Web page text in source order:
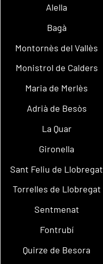
Alella
Bagà
Montornès del Vallès
Monistrol de Calders
Maria de Merlès
Adrià de Besòs
La Quar
Gironella
Sant Feliu de Llobregat
Torrelles de Llobregat
Sentmenat
Fontrubí
Quirze de Besora